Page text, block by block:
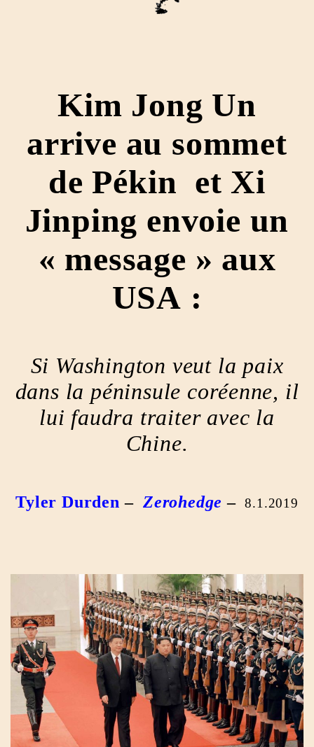
Kim Jong Un
arrive au sommet
de Pékin et Xi
Jinping envoie un
« message » aux
USA :
Si Washington veut la paix
dans la péninsule coréenne, il
lui faudra traiter avec la
Chine.
Tyler Durden – Zerohedge – 8.1.2019